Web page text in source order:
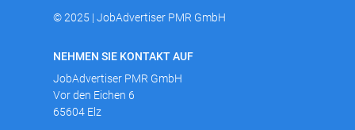
© 2025 | JobAdvertiser PMR GmbH
NEHMEN SIE KONTAKT AUF
JobAdvertiser PMR GmbH
Vor den Eichen 6
65604 Elz